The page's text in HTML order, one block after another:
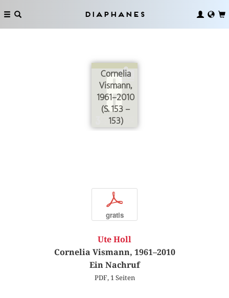
Diaphanes
Cornelia
Vismann,
1961–2010
(S. 153 –
153)
p
gratis
Ute Holl
Cornelia Vismann, 1961–2010
Ein Nachruf
PDF, 1 Seiten